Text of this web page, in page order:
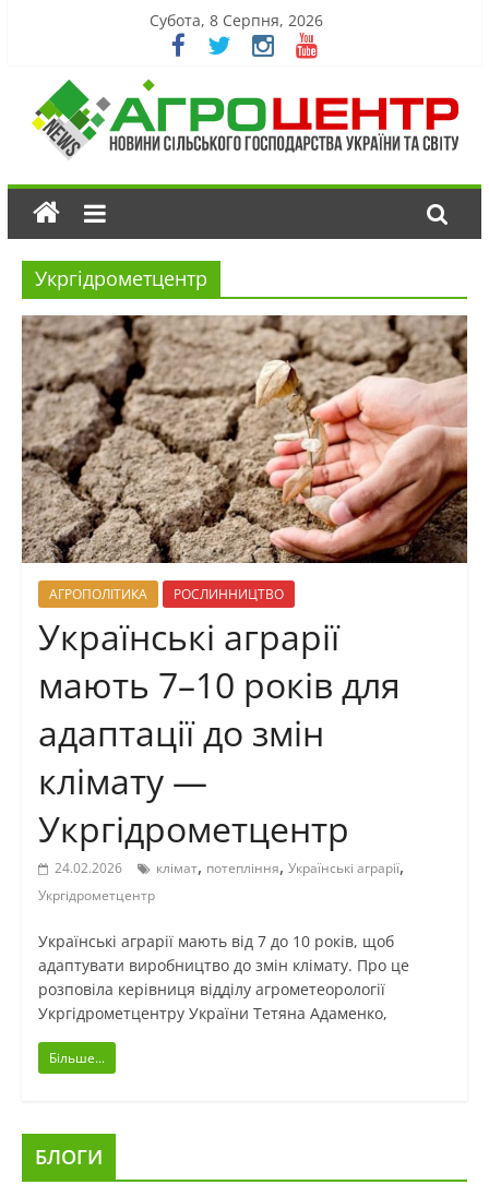
Субота, 8 Серпня, 2026
Укргідрометцентр
АГРОПОЛІТИКА РОСЛИННИЦТВО
Українські аграрії
мають 7–10 років для
адаптації до змін
клімату —
Укргідрометцентр
24.02.2026 клімат, потепління, Українські аграрії,
Укргідрометцентр
Українські аграрії мають від 7 до 10 років, щоб
адаптувати виробництво до змін клімату. Про це
розповіла керівниця відділу агрометеорології
Укргідрометцентру України Тетяна Адаменко,
Більше...
БЛОГИ